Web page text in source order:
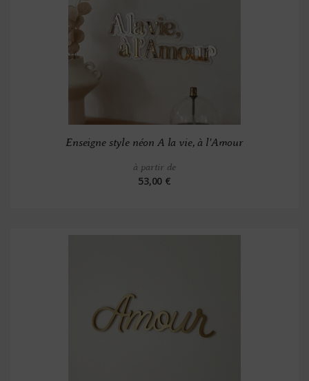
Enseigne style néon A la vie, à l'Amour
à partir de
53,00 €